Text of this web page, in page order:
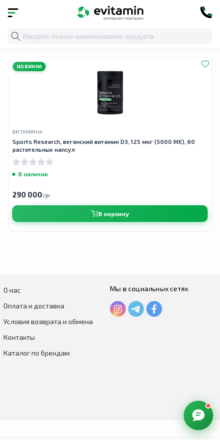
Главная » витамин d3 из лишайника
НОВИНКА
ВИТАМИНЫ
Sports Research, веганский витамин D3, 125 мкг (5000 МЕ), 60
растительных капсул
В наличии
290 000сӯм
В корзину
О нас
Оплата и доставка
Условия возврата и обмена
Контакты
Каталог по брендам
Мы в социальных сетях